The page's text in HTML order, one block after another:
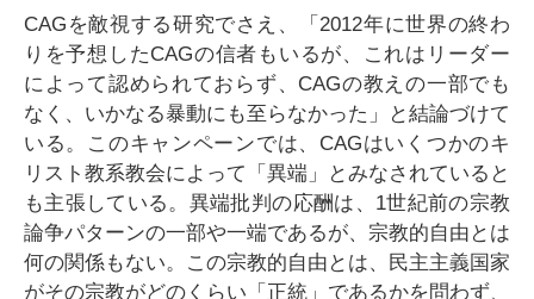
CAGを敵視する研究でさえ、「2012年に世界の終わ
りを予想したCAGの信者もいるが、これはリーダー
によって認められておらず、CAGの教えの一部でも
なく、いかなる暴動にも至らなかった」と結論づけて
いる。このキャンペーンでは、CAGはいくつかのキ
リスト教系教会によって「異端」とみなされていると
も主張している。異端批判の応酬は、1世紀前の宗教
論争パターンの一部や一端であるが、宗教的自由とは
何の関係もない。この宗教的自由とは、民主主義国家
がその宗教がどのくらい「正統」であるかを問わず、